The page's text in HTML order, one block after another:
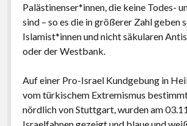
Palästinenser*innen, die keine Todes-
sind – so es die in größerer Zahl geben
Islamist*innen und nicht säkularen
oder der Westbank.
Auf einer Pro-Israel Kundgebung in
vom türkischem Extremismus
nördlich von Stuttgart, wurden am